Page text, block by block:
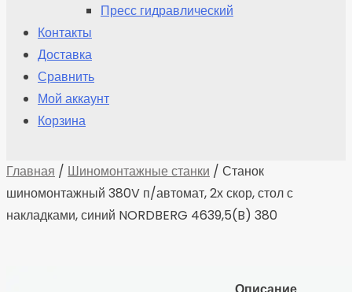
Пресс гидравлический
Контакты
Доставка
Сравнить
Мой аккаунт
Корзина
Главная / Шиномонтажные станки / Станок
шиномонтажный 380V п/автомат, 2х скор, стол с
накладками, синий NORDBERG 4639,5(B) 380